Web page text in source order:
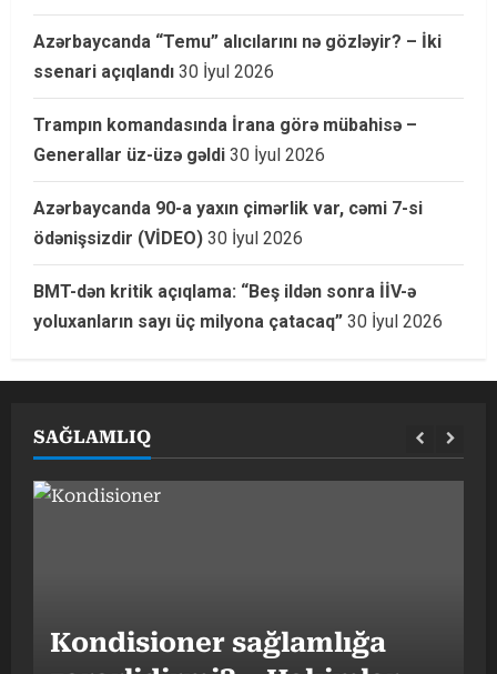
Azərbaycanda “Temu” alıcılarını nə gözləyir? – İki
ssenari açıqlandı 30 İyul 2026
Trampın komandasında İrana görə mübahisə –
Generallar üz-üzə gəldi 30 İyul 2026
Azərbaycanda 90-a yaxın çimərlik var, cəmi 7-si
ödənişsizdir (VİDEO) 30 İyul 2026
BMT-dən kritik açıqlama: “Beş ildən sonra İİV-ə
yoluxanların sayı üç milyona çatacaq” 30 İyul 2026
SAĞLAMLIQ
Kondisioner sağlamlığa